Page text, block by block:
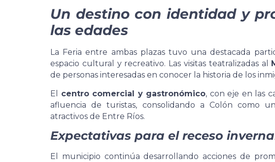
Un destino con identidad y
las edades
La Feria entre ambas plazas tuvo una destacada
espacio cultural y recreativo. Las visitas teatralizadas al
de personas interesadas en conocer la historia de los
El centro comercial y gastronómico, con eje en las
afluencia de turistas, consolidando a Colón como
atractivos de Entre Ríos.
Expectativas para el receso
El municipio continúa desarrollando acciones de